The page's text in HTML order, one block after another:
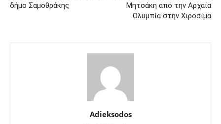
δήμο Σαμοθράκης
Μητσάκη από την Αρχαία
Ολυμπία στην Χιροσίμα
Adieksodos